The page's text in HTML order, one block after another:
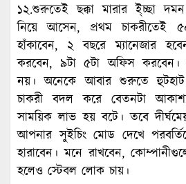
১২.শুরুতেই ছক্কা মারার ই্চ্ছা
নিয়ে আসেন, প্রথম চাকরীতেই
হাঁকাবেন, ২ বছরে ম্যানেজার
করবেন, ৯টা ৫টা অফিস করবেন।
নয়। অনেকে আবার শুরুতে
চাকরী বদল করে বেতনটা
সাময়িক লাভ হয় বটে। তবে
আপনার সুইচিং মোড দেখে
হারাবেন। মনে রাখবেন,
হলেও স্টেবল লোক চায়।